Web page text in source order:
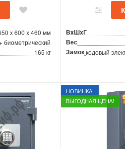
x 600 x 460 мм
биометрический
165 кг
ВxШxГ
Вес
Замоккодовый
НОВИНКА!
ВЫГОДНАЯ ЦЕНА!